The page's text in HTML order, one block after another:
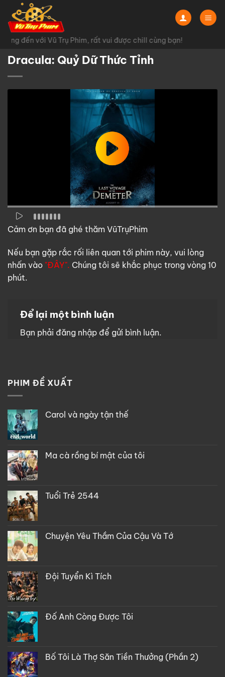
Chuyển
đến
nội
dungđến với Vũ Trụ Phim, rất vui được chill cùng bạn!
Dracula: Quỷ Dữ Thức Tỉnh
Cảm ơn bạn đã ghé thăm VũTrụPhim
Nếu bạn gặp rắc rối liên quan tới phim này, vui lòng
nhấn vào "ĐÂY". Chúng tôi sẽ khắc phục trong vòng 10
phút.
Để lại một bình luận
Bạn phải đăng nhập để gửi bình luận.
PHIM ĐỀ XUẤT
Carol và ngày tận thế
Ma cà rồng bí mật của tôi
Tuổi Trẻ 2544
Chuyện Yêu Thầm Của Cậu Và Tớ
Đội Tuyển Kì Tích
Đố Anh Còng Được Tôi
Bố Tôi Là Thợ Săn Tiền Thưởng (Phần 2)